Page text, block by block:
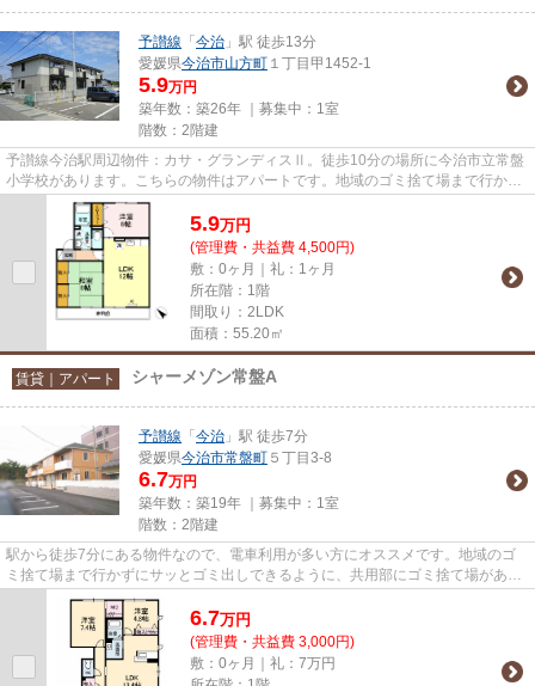
予讃線 「 今治 」駅 徒歩13分
愛媛県今治市山方町 １丁目甲1452‐1
5.9万円
築年数：築26年 ｜募集中： 1室
階数：2階建
予讃線今治駅周辺物件：カサ・グランディスⅡ。徒歩10分の場所に今治市立常盤
小学校があります。こちらの物件はアパートです。地域のゴミ捨て場まで行かず
にサッとゴミ出しできるように...
5.9万円
(管理費・共益費 4,500円)
敷：0ヶ月｜礼：1ヶ月
所在階：1階
間取り：2LDK
面積：55.20㎡
賃貸｜アパート シャーメゾン常盤A
予讃線 「 今治 」駅 徒歩7分
愛媛県今治市常盤町 ５丁目3-8
6.7万円
築年数：築19年 ｜募集中： 1室
階数：2階建
駅から徒歩7分にある物件なので、電車利用が多い方にオススメです。地域のゴ
ミ捨て場まで行かずにサッとゴミ出しできるように、共用部にゴミ捨て場があり
ます。こちらの物件はアパート...
6.7万円
(管理費・共益費 3,000円)
敷：0ヶ月｜礼：7万円